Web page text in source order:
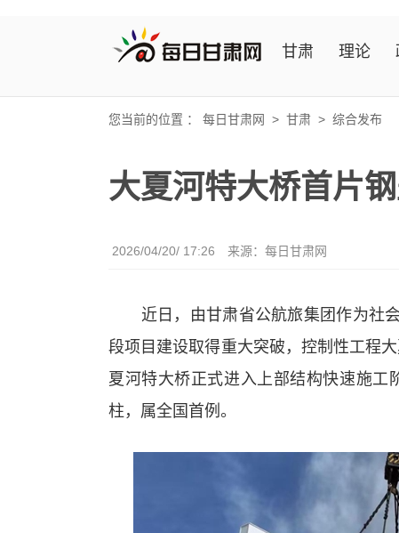
甘肃 理论
您当前的位置 ： 每日甘肃网 > 甘肃 > 综合发布
大夏河特大桥首片
2026/04/20/ 17:26 来源： 每日甘肃网
近日，由甘肃省公航旅集团作为社会
段项目建设取得重大突破，控制性工程
夏河特大桥正式进入上部结构快速施工
柱，属全国首例。